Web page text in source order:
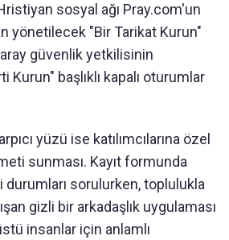
sosyal ağı Pray.com'un
yönetilecek "Bir Tarikat Kurun"
güvenlik yetkilisinin
Kurun" başlıklı kapalı oturumlar
yüzü ise katılımcılarına özel
sunması. Kayıt formunda
durumları sorulurken, toplulukla
gizli bir arkadaşlık uygulaması
insanlar için anlamlı